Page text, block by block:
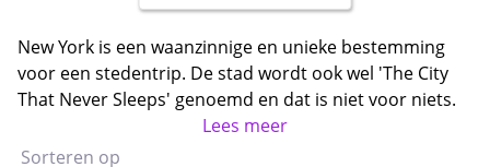
New York is een waanzinnige en unieke bestemming
voor een stedentrip. De stad wordt ook wel 'The City
That Never Sleeps' genoemd en dat is niet voor niets.
goedkope stedentrip New York
namelijk ogen te kort! De stad staat vol met
Lees meer
Sorteren op